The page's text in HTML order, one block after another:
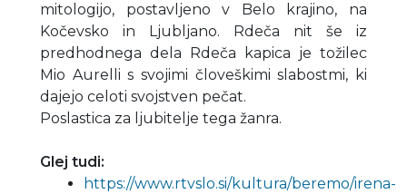
mitologijo, postavljeno v Belo krajino, na
Kočevsko in Ljubljano. Rdeča nit še iz
predhodnega dela Rdeča kapica je tožilec
Mio Aurelli s svojimi človeškimi slabostmi, ki
dajejo celoti svojstven pečat.
Poslastica za ljubitelje tega žanra.
Glej tudi:
https://www.rtvslo.si/kultura/beremo/irena-